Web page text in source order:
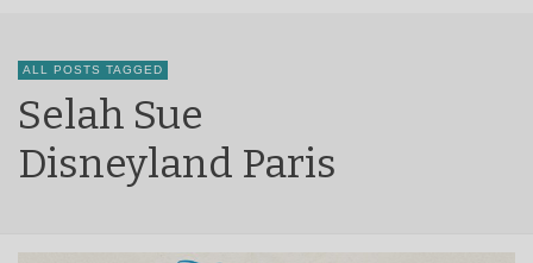
ALL POSTS TAGGED
Selah Sue
Disneyland Paris